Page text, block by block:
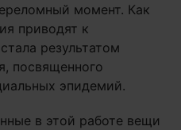
момент. Как
приводят к
результатом
посвященного
эпидемий.
в этой работе вещи